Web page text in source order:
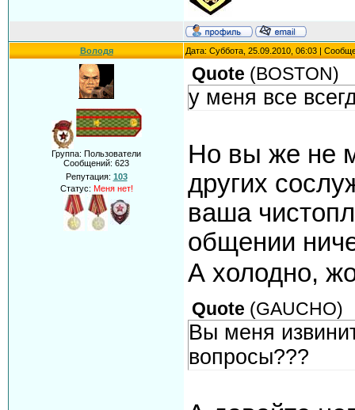
Володя Дата: Суббота, 25.09.2010, 06:03 |
Группа: Пользователи
Сообщений: 623
Репутация: 103
Статус: Меня нет!
Quote (BOSTON)
у меня все
Но вы же не
других
ваша
общении
А холодно,
Quote (GAUCHO)
Вы меня
вопросы???